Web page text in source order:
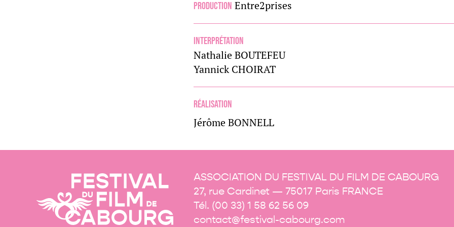
Production Entre2prises
Interprétation
Nathalie BOUTEFEU
Yannick CHOIRAT
Réalisation
Jérôme BONNELL
ASSOCIATION DU FESTIVAL DU FILM DE CABOURG
27, rue Cardinet — 75017 Paris FRANCE
Tél. (00 33) 1 58 62 56 09
contact@festival-cabourg.com